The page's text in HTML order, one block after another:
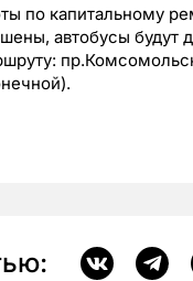
по капитальному
автобусы будут